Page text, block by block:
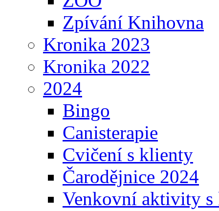
Zpívání Knihovna
Kronika 2023
Kronika 2022
2024
Bingo
Canisterapie
Cvičení s klienty
Čarodějnice 2024
Venkovní aktivity